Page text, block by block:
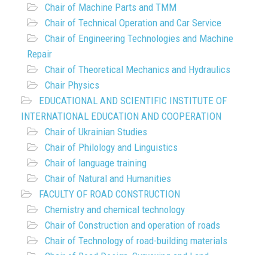
Chair of Machine Parts and TMM
Chair of Technical Operation and Car Service
Chair of Engineering Technologies and Machine
Repair
Chair of Theoretical Mechanics and Hydraulics
Chair Physics
EDUCATIONAL AND SCIENTIFIC INSTITUTE OF
INTERNATIONAL EDUCATION AND COOPERATION
Chair of Ukrainian Studies
Chair of Philology and Linguistics
Chair of language training
Chair of Natural and Humanities
FACULTY OF ROAD CONSTRUCTION
Chemistry and chemical technology
Chair of Construction and operation of roads
Chair of Technology of road-building materials